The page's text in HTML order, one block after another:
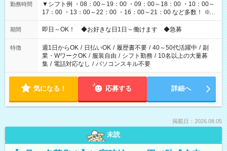
勤務時間
▼シフト例 ・08：00～19：00 ・09：00～18：00 ・10：00～
17：00 ・13：00～22：00 ・16：00～21：00 など多数！ ※お
仕事により勤務時間が異なります
期間 即日～OK！ ◆お好きな日1日～働けます ◆急募
特徴 週1日からOK / 日払いOK / 履歴書不要 / 40～50代活躍中 / 副
業・WワークOK / 服装自由 / シフト勤務 / 10名以上の大量募
集 / 電話対応なし / パソコンスキル不要
気になる！ 応募する 詳細へ
掲載日：2026.08.05
未読